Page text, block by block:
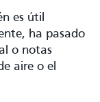
es útil
ha pasado
o notas
aire o el